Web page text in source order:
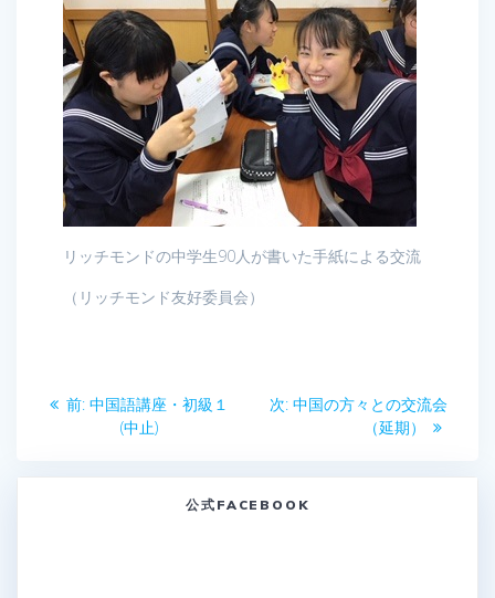
リッチモンドの中学生90人が書いた手紙による交流
（リッチモンド友好委員会）
投 前: 前
中国語講座・初級１
(中止)
次: 次
中国の方々との交流会
（延期）
公式FACEBOOK